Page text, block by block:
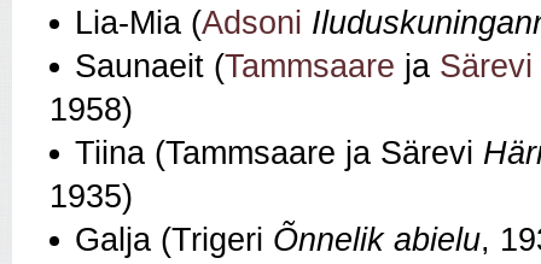
Lia‑Mia (Adsoni
Saunaeit (Tammsaare ja Särevi
1958)
Tiina (Tammsaare ja Särevi
1935)
Galja (Trigeri Õnnelik abielu,